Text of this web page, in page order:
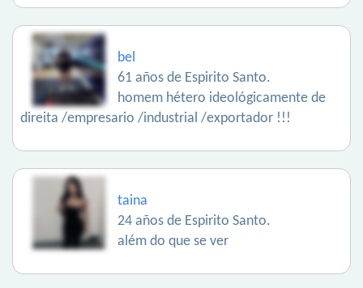
bel
61 años de Espirito Santo.
homem hétero ideológicamente de
direita /empresario /industrial /exportador !!!
taina
24 años de Espirito Santo.
além do que se ver